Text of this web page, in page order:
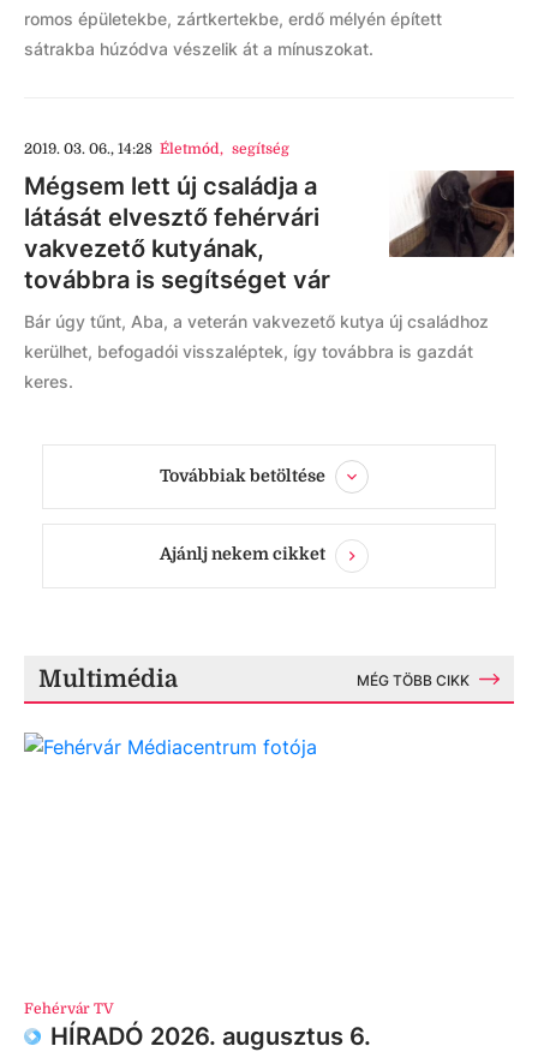
romos épületekbe, zártkertekbe, erdő mélyén épített
sátrakba húzódva vészelik át a mínuszokat.
2019. 03. 06., 14:28 Életmód, segítség
Mégsem lett új családja a
látását elvesztő fehérvári
vakvezető kutyának,
továbbra is segítséget vár
Bár úgy tűnt, Aba, a veterán vakvezető kutya új családhoz
kerülhet, befogadói visszaléptek, így továbbra is gazdát
keres.
Továbbiak betöltése
Ajánlj nekem cikket
Multimédia MÉG TÖBB CIKK
Fehérvár TV
HÍRADÓ 2026. augusztus 6.